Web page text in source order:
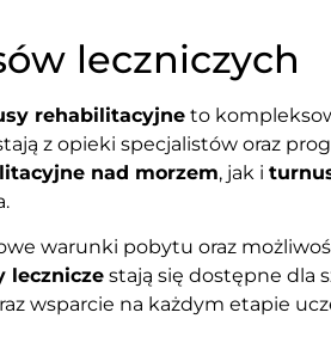
leczniczych
rehabilitacyjne to
z opieki specjalistów oraz
nad morzem, jak i
warunki pobytu oraz
lecznicze stają się dostępne dla
wsparcie na każdym etapie